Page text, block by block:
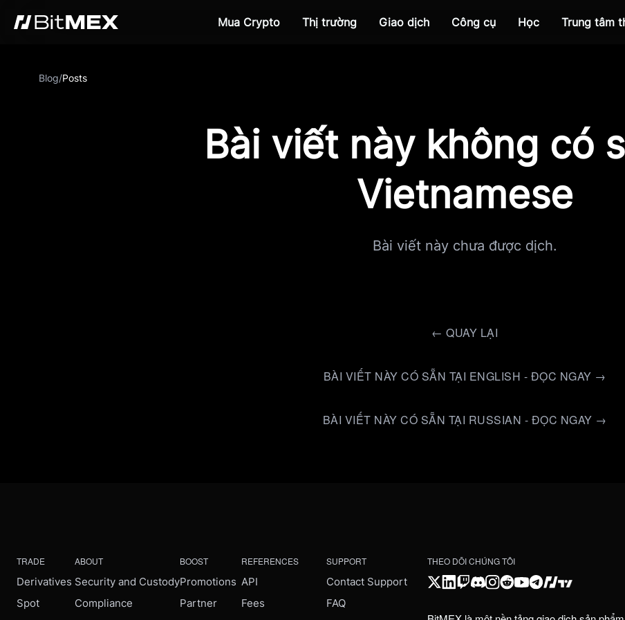
Mua Crypto Thị trường Giao dịch Công cụ Học Trung tâm
Blog/Posts
Bài viết này không có
Vietnamese
Bài viết này chưa được dịch.
← QUAY LẠI
BÀI VIẾT NÀY CÓ SẴN TẠI ENGLISH - ĐỌC NGAY →
BÀI VIẾT NÀY CÓ SẴN TẠI RUSSIAN - ĐỌC NGAY →
TRADE
Derivatives
Spot
ABOUT
Security and Custody
Compliance
BOOST
Promotions
Partner
REFERENCES
API
Fees
SUPPORT
Contact Support
FAQ
THEO DÕI CHÚNG TÔI